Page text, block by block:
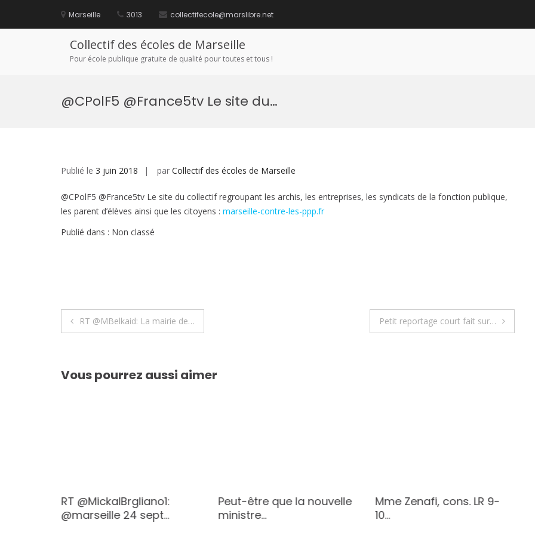
contenu
Marseille 3013 collectifecole@marslibre.net
Collectif des écoles de Marseille
Pour école publique gratuite de qualité pour toutes et tous !
@CPolF5 @France5tv Le site du…
Publié le 3 juin 2018 par Collectif des écoles de Marseille
@CPolF5 @France5tv Le site du collectif regroupant les archis, les entreprises, les syndicats de la fonction publique,
les parent d’élèves ainsi que les citoyens : marseille-contre-les-ppp.fr
Publié dans : Non classé
Navigation
l’article
RT @MBelkaid: La mairie de… Petit reportage court fait sur…
Vous pourrez aussi aimer
RT @MickalBrgliano1:
@marseille 24 sept…
Peut-être que la nouvelle
ministre…
Mme Zenafi, cons. LR 9-
10…